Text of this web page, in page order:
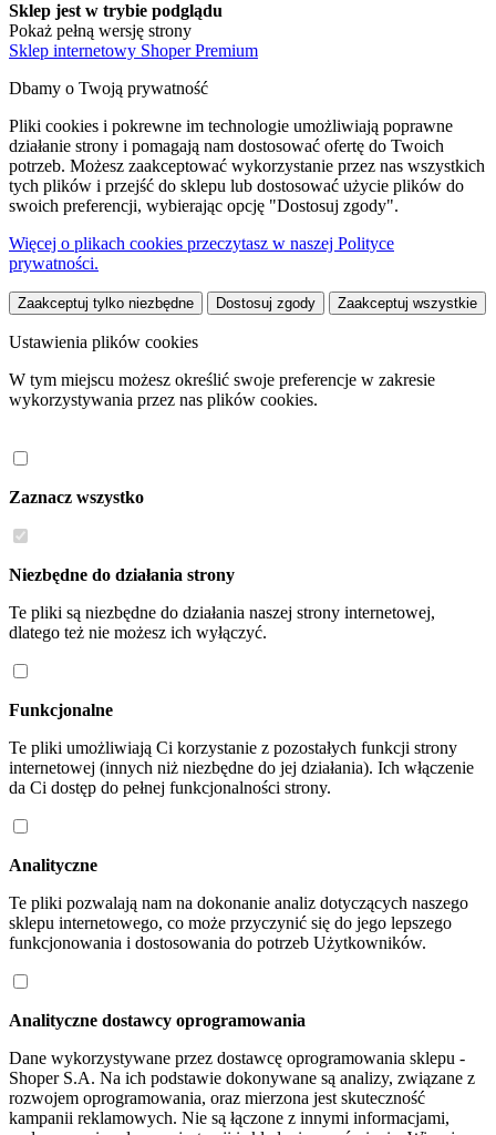
Sklep jest w trybie podglądu
Pokaż pełną wersję strony
Sklep internetowy Shoper Premium
Dbamy o Twoją prywatność
Pliki cookies i pokrewne im technologie umożliwiają poprawne
działanie strony i pomagają nam dostosować ofertę do Twoich
potrzeb. Możesz zaakceptować wykorzystanie przez nas wszystkich
tych plików i przejść do sklepu lub dostosować użycie plików do
swoich preferencji, wybierając opcję "Dostosuj zgody".
Więcej o plikach cookies przeczytasz w naszej Polityce
prywatności.
Zaakceptuj tylko niezbędne Dostosuj zgody Zaakceptuj wszystkie
Ustawienia plików cookies
W tym miejscu możesz określić swoje preferencje w zakresie
wykorzystywania przez nas plików cookies.
Zaznacz wszystko
Niezbędne do działania strony
Te pliki są niezbędne do działania naszej strony internetowej,
dlatego też nie możesz ich wyłączyć.
Funkcjonalne
Te pliki umożliwiają Ci korzystanie z pozostałych funkcji strony
internetowej (innych niż niezbędne do jej działania). Ich włączenie
da Ci dostęp do pełnej funkcjonalności strony.
Analityczne
Te pliki pozwalają nam na dokonanie analiz dotyczących naszego
sklepu internetowego, co może przyczynić się do jego lepszego
funkcjonowania i dostosowania do potrzeb Użytkowników.
Analityczne dostawcy oprogramowania
Dane wykorzystywane przez dostawcę oprogramowania sklepu -
Shoper S.A. Na ich podstawie dokonywane są analizy, związane z
rozwojem oprogramowania, oraz mierzona jest skuteczność
kampanii reklamowych. Nie są łączone z innymi informacjami,